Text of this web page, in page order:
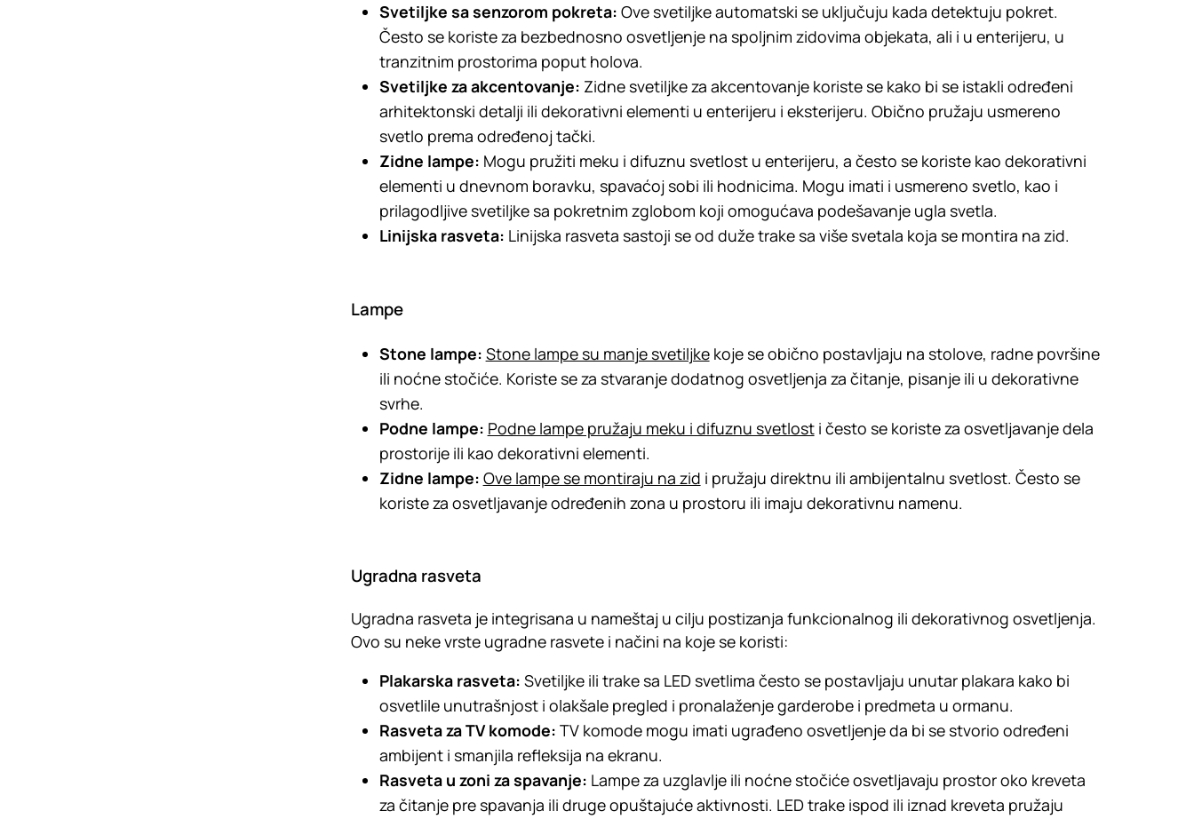
Svetiljke sa senzorom pokreta: Ove svetiljke automatski se uključuju kada detektuju pokret.
Često se koriste za bezbednosno osvetljenje na spoljnim zidovima objekata, ali i u enterijeru, u
tranzitnim prostorima poput holova.
Svetiljke za akcentovanje: Zidne svetiljke za akcentovanje koriste se kako bi se istakli određeni
arhitektonski detalji ili dekorativni elementi u enterijeru i eksterijeru. Obično pružaju usmereno
svetlo prema određenoj tački.
Zidne lampe: Mogu pružiti meku i difuznu svetlost u enterijeru, a često se koriste kao dekorativni
elementi u dnevnom boravku, spavaćoj sobi ili hodnicima. Mogu imati i usmereno svetlo, kao i
prilagodljive svetiljke sa pokretnim zglobom koji omogućava podešavanje ugla svetla.
Linijska rasveta: Linijska rasveta sastoji se od duže trake sa više svetala koja se montira na zid.
Lampe
Stone lampe: Stone lampe su manje svetiljkekoje se obično postavljaju na stolove, radne površine
ili noćne stočiće. Koriste se za stvaranje dodatnog osvetljenja za čitanje, pisanje ili u dekorativne
svrhe.
Podne lampe: Podne lampe pružaju meku i difuznu svetlosti često se koriste za osvetljavanje dela
prostorije ili kao dekorativni elementi.
Zidne lampe: Ove lampe se montiraju na zid i pružaju direktnu ili ambijentalnu svetlost. Često se
koriste za osvetljavanje određenih zona u prostoru ili imaju dekorativnu namenu.
Ugradna rasveta
Ugradna rasveta je integrisana u nameštaj u cilju postizanja funkcionalnog ili dekorativnog osvetljenja.
Ovo su neke vrste ugradne rasvete i načini na koje se koristi:
Plakarska rasveta: Svetiljke ili trake sa LED svetlima često se postavljaju unutar plakara kako bi
osvetlile unutrašnjost i olakšale pregled i pronalaženje garderobe i predmeta u ormanu.
Rasveta za TV komode: TV komode mogu imati ugrađeno osvetljenje da bi se stvorio određeni
ambijent i smanjila refleksija na ekranu.
Rasveta u zoni za spavanje: Lampe za uzglavlje ili noćne stočiće osvetljavaju prostor oko kreveta
za čitanje pre spavanja ili druge opuštajuće aktivnosti. LED trake ispod ili iznad kreveta pružaju